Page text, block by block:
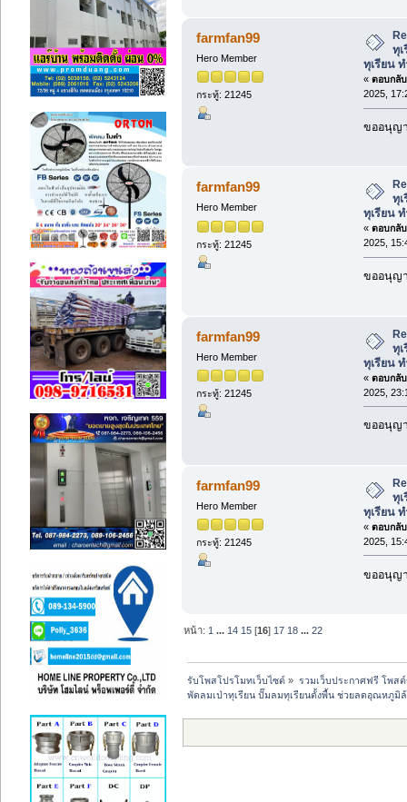
farmfan99
Hero Member
กระทู้: 21245
ทุ
ทุเรียน
« ตอบกลั
2025,
ขออนุญ
farmfan99
Hero Member
กระทู้: 21245
ทุ
ทุเรียน
« ตอบกลั
2025,
ขออนุญ
farmfan99
Hero Member
กระทู้: 21245
ทุ
ทุเรียน
« ตอบกลั
2025,
ขออนุญ
farmfan99
Hero Member
กระทู้: 21245
ทุ
ทุเรียน
« ตอบกลั
2025,
ขออนุญ
หน้า: 1 ... 14 15 [16] 17 18 ...22
รับโพสโปรโมทเว็บไซต์ » รวมเว็บประกาศฟรี โพส
พัดลมเป่าทุเรียน ปั๊มลมทุเรียนตั้งพื้น ช่วยลดอุณหภูมิล้